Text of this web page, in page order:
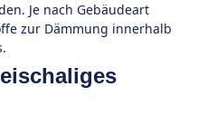
Je nach Gebäudeart
zur Dämmung innerhalb